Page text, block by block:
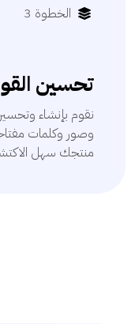
الخطوة 3
تحسين
نقوم بإنشاء
وصور وكلمات
منتجك سهل